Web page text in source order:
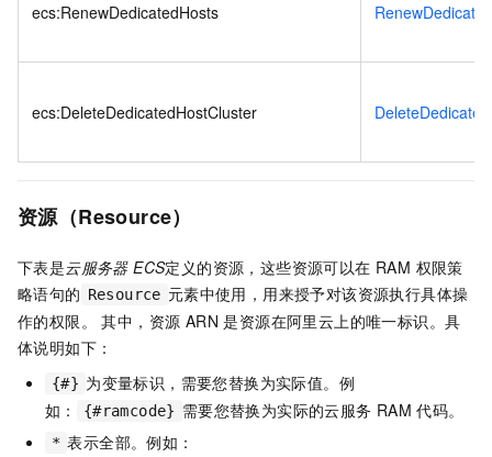
ecs:RenewDedicatedHosts
ecs:DeleteDedicatedHostCluster
资源（Resource）
下表是云服务器 ECS定义的资源，这些资源可以在 RAM 权限策
略语句的 Resource 元素中使用，用来授予对该资源执行具体操
作的权限。 其中，资源 ARN 是资源在阿里云上的唯一标识。具
体说明如下：
{#} 为变量标识，需要您替换为实际值。例
如：
{#ramcode} 需要您替换为实际的云服务 RAM 代码。
* 表示全部。例如：